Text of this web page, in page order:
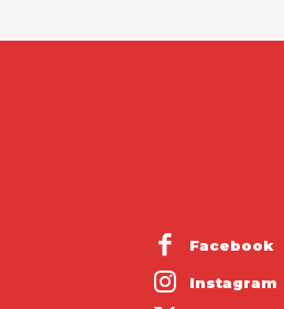
Facebook
Instagram